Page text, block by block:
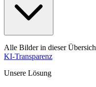
die schnell Informationen
Geduld für langsame
die Ladegeschwindigkeit als
Erfolg.
Alle Bilder in dieser
KI-Transparenz
Unsere Lösung